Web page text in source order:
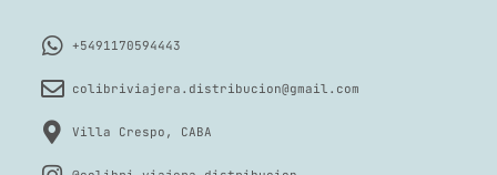
+5491170594443
colibriviajera.distribucion@gmail.com
Villa Crespo, CABA